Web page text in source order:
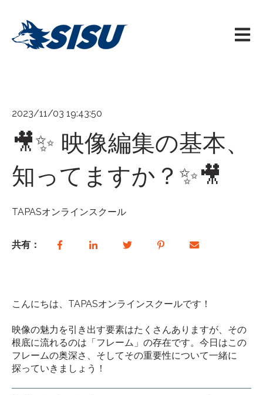
メイ
2023/11/03 19:43:50
🎥✨ 映像編集の基本、
知ってますか？✨🎥
TAPASオンラインスクール
共有：
こんにちは、TAPASオンラインスクールです！
映像の魅力を引き出す要素はたくさんありますが、その
根底に流れるのは「フレーム」の存在です。今日はこの
フレームの奥深さ、そしてその重要性について一緒に
探っていきましょう！